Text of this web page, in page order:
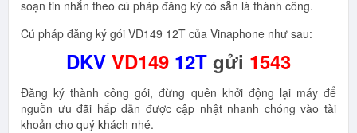
soạn tin nhắn theo cú pháp đăng ký có sẵn là thành công.
Cú pháp đăng ký gói VD149 12T của Vinaphone như sau:
DKV VD149 12T gửi 1543
Đăng ký thành công gói, đừng quên khởi động lại máy để
nguồn ưu đãi hấp dẫn được cập nhật nhanh chóng vào tài
khoản cho quý khách nhé.